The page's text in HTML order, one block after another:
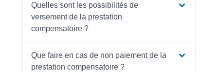
Quelles sont les possibilités de
versement de la prestation
compensatoire ?
Que faire en cas de non paiement de la
prestation compensatoire ?